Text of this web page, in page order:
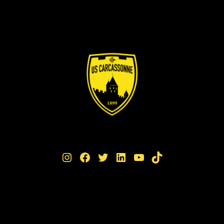
Instagram Facebook Twitter LinkedIn YouTube TikTok